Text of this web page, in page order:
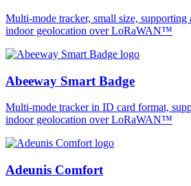
Multi-mode tracker, small size, supporting
indoor geolocation over LoRaWAN™
Abeeway Smart Badge
Multi-mode tracker in ID card format,
indoor geolocation over LoRaWAN™
Adeunis Comfort